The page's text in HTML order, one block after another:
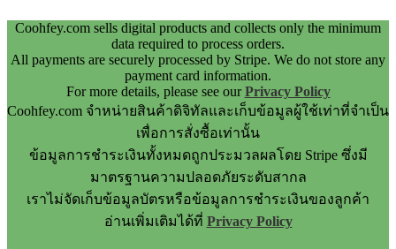
Coohfey.com sells digital products and collects only the minimum
data required to process orders.
All payments are securely processed by Stripe. We do not store any
payment card information.
For more details, please see ourPrivacy Policy
Coohfey.com จำหน่ายสินค้าดิจิทัลและเก็บข้อมูลผู้ใช้เท่าที่จำเป็น
เพื่อการสั่งซื้อเท่านั้น
ข้อมูลการชำระเงินทั้งหมดถูกประมวลผลโดย Stripe ซึ่งมี
มาตรฐานความปลอดภัยระดับสากล
เราไม่จัดเก็บข้อมูลบัตรหรือข้อมูลการชำระเงินของลูกค้า
อ่านเพิ่มเติมได้ที่ Privacy Policy